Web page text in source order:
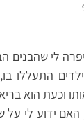
לי שהבנים
התעללו
וכעת הוא
ידוע לי על